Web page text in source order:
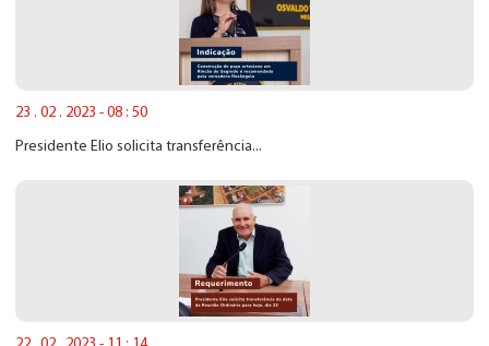
23 . 02 . 2023 - 08 : 50
Presidente Elio solicita transferência...